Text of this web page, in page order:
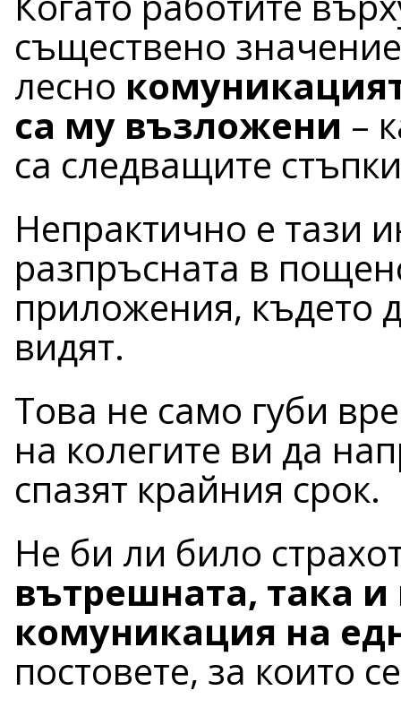
съществено
лесно
са му възложени –
са следващите
Непрактично е тази
разпръсната в
приложения, където
видят.
Това не само губи
на колегите ви да
спазят крайния срок.
Не би ли било
вътрешната, така и
комуникация на
постовете, за които